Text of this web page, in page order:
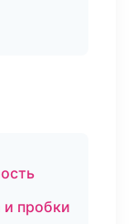
пробки